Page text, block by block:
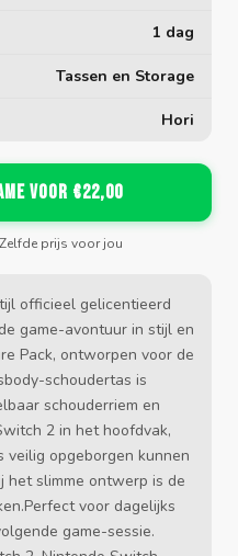
1 dag
Tassen en Storage
Hori
voor €22,00
prijs voor jou
officieel gelicentieerd
game-avontuur in stijl en
Pack, ontworpen voor de
schoudertas is
schouderriem en
2 in het hoofdvak,
opgeborgen kunnen
het slimme ontwerp is de
voor dagelijks
game-sessie.